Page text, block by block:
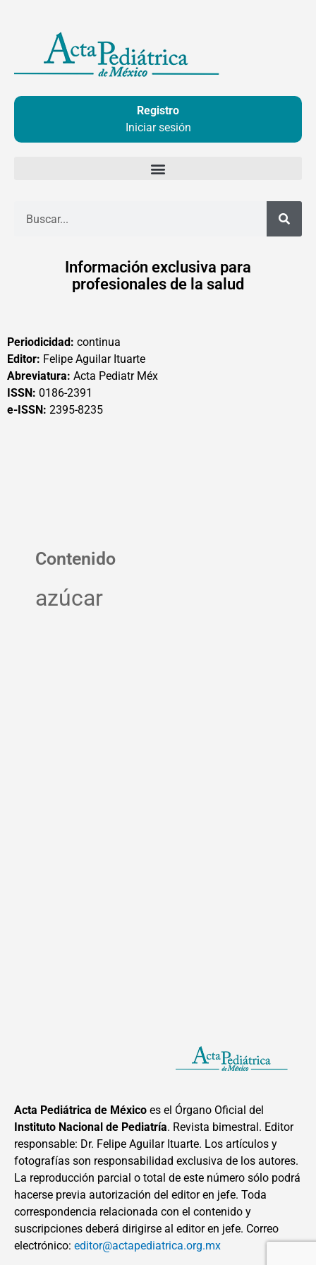
contenido
Registro
Iniciar sesión
Información exclusiva para
profesionales de la salud
Periodicidad: continua
Editor: Felipe Aguilar Ituarte
Abreviatura: Acta Pediatr Méx
ISSN: 0186-2391
e-ISSN: 2395-8235
Contenido
azúcar
Acta Pediátrica de México es el Órgano Oficial del
Instituto Nacional de Pediatría. Revista bimestral. Editor
responsable: Dr. Felipe Aguilar Ituarte. Los artículos y
fotografías son responsabilidad exclusiva de los autores.
La reproducción parcial o total de este número sólo podrá
hacerse previa autorización del editor en jefe. Toda
correspondencia relacionada con el contenido y
suscripciones deberá dirigirse al editor en jefe. Correo
electrónico: editor@actapediatrica.org.mx